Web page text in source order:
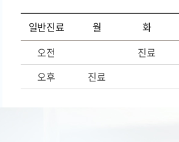
일반진료 월 화
오전
진료
오후
진료